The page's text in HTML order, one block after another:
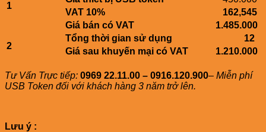
1
VAT 10%
162,545
Giá bán có VAT
1.485.000
2
Tổng thời gian sử dụng
12
Giá sau khuyến mại có VAT
1.210.000
Tư Vấn Trực tiếp: 0969 22.11.00 – 0916.120.900– Miễn phí
USB Token đối với khách hàng 3 năm trở lên.
Lưu ý :